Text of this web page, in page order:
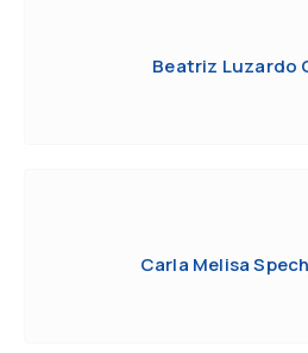
Beatriz Luzardo
Carla Melisa